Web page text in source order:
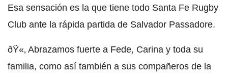
Esa sensación es la que tiene todo Santa Fe Rugby
Club ante la rápida partida de Salvador Passadore.
ðŸ«‚ Abrazamos fuerte a Fede, Carina y toda su
familia, como así también a sus compañeros de la